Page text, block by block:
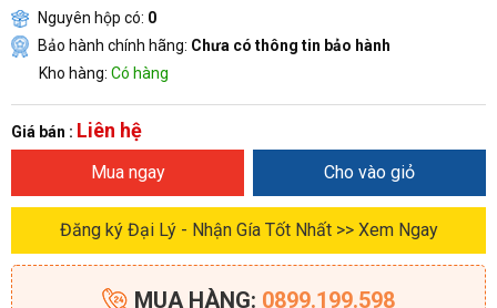
Nguyên hộp có: 0
Bảo hành chính hãng: Chưa có thông tin bảo hành
Kho hàng: Có hàng
Giá bán : Liên hệ
Mua ngay Cho vào giỏ
Đăng ký Đại Lý - Nhận Gía Tốt Nhất >> Xem Ngay
MUA HÀNG: 0899.199.598